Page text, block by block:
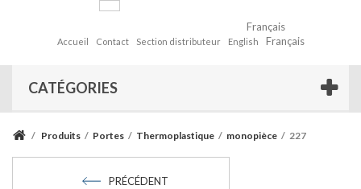
Accueil Contact Section distributeur
Français
English Français
CATÉGORIES
/ Produits / Portes / Thermoplastique / monopièce / 227
PRÉCÉDENT